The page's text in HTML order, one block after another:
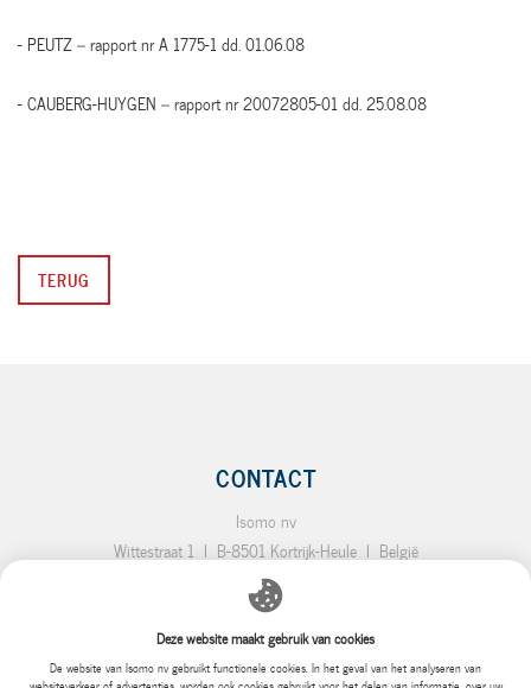
- PEUTZ – rapport nr A 1775-1 dd. 01.06.08
- CAUBERG-HUYGEN – rapport nr 20072805-01 dd. 25.08.08
TERUG
CONTACT
Isomo nv
Wittestraat 1I B-8501 Kortrijk-HeuleI België
+32 (0)56 35 92 10
SITEMAP
Deze website maakt gebruik van cookies
De website van Isomo nv gebruikt functionele cookies. In het geval van het analyseren van